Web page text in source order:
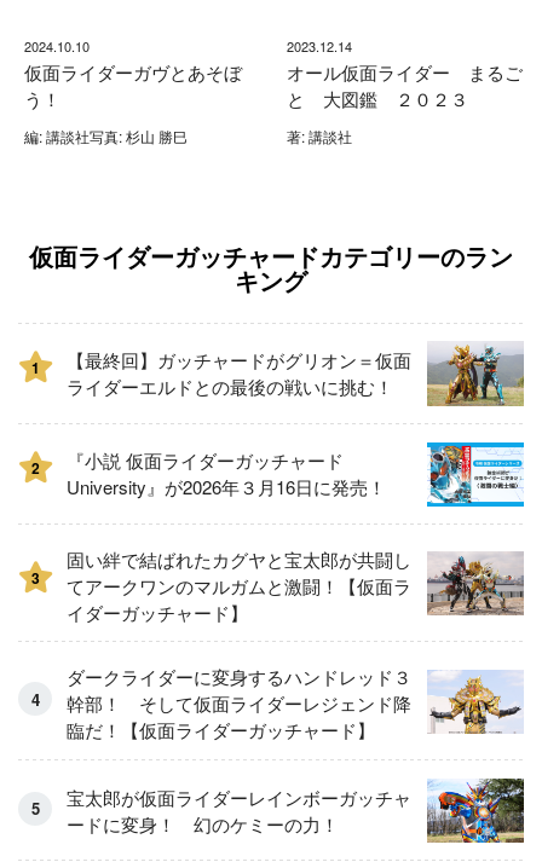
2024.10.10
仮面ライダーガヴとあそぼ
う！
編: 講談社写真: 杉山 勝巳
2023.12.14
オール仮面ライダー まるご
と 大図鑑 ２０２３
著: 講談社
仮面ライダーガッチャードカテゴリーのラン
キング
1
【最終回】ガッチャードがグリオン＝仮面
ライダーエルドとの最後の戦いに挑む！
2
『小説 仮面ライダーガッチャード
University』が2026年３月16日に発売！
3
固い絆で結ばれたカグヤと宝太郎が共闘し
てアークワンのマルガムと激闘！【仮面ラ
イダーガッチャード】
ダークライダーに変身するハンドレッド３
幹部！ そして仮面ライダーレジェンド降
臨だ！【仮面ライダーガッチャード】
宝太郎が仮面ライダーレインボーガッチャ
ードに変身！ 幻のケミーの力！